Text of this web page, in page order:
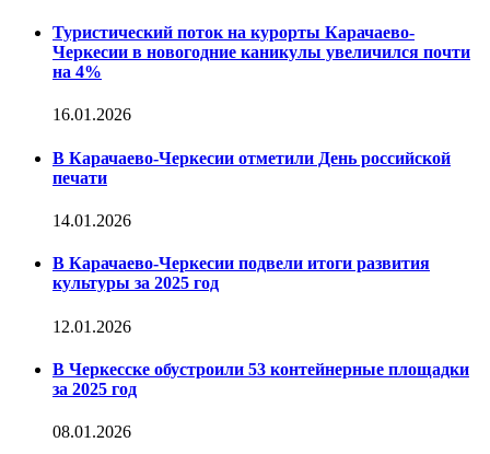
Туристический поток на курорты Карачаево-
Черкесии в новогодние каникулы увеличился почти
на 4%
16.01.2026
В Карачаево-Черкесии отметили День российской
печати
14.01.2026
В Карачаево-Черкесии подвели итоги развития
культуры за 2025 год
12.01.2026
В Черкесске обустроили 53 контейнерные площадки
за 2025 год
08.01.2026